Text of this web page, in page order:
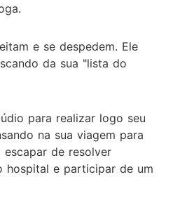
e se despedem. Ele
da sua "lista do
para realizar logo seu
na sua viagem para
de resolver
hospital e participar de um